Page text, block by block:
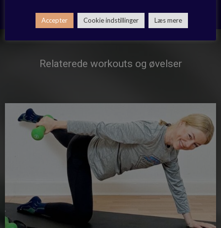
Relaterede workouts og øvelser
Accepter Cookie indstillinger Læs mere